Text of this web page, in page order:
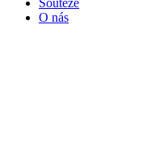
Soutěže
O nás